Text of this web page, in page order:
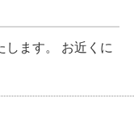
します。 お近くに